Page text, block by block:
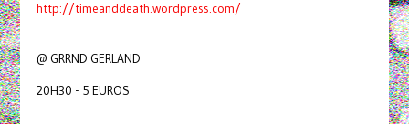
http://timeanddeath.wordpress.com/
@ GRRND GERLAND
20H30 - 5 EUROS